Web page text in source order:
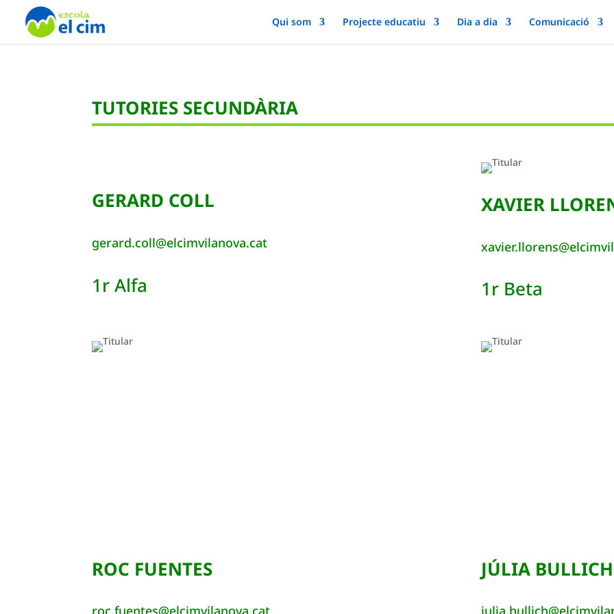
Qui som Projecte educatiu Dia a dia Comunicació
TUTORIES SECUNDÀRIA
GERARD COLL
gerard.coll@elcimvilanova.cat
1r Alfa
XAVIER
1r Beta
ROC FUENTES JÚLIA BULLICH